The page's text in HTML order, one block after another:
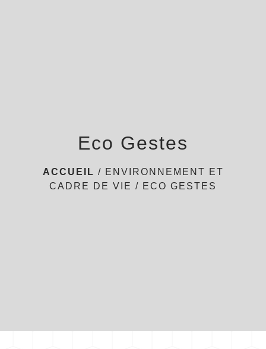
Eco Gestes
ACCUEIL / ENVIRONNEMENT ET
CADRE DE VIE / ECO GESTES